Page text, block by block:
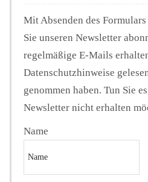
Mit Absenden des Formulars
Sie unseren Newsletter
regelmäßige E-Mails
Datenschutzhinweise
genommen haben. Tun Sie
Newsletter nicht erhalten
Name